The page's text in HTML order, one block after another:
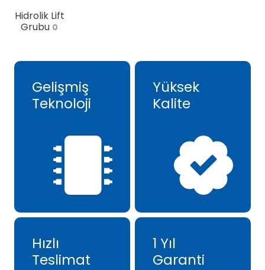
Hidrolik Lift
Grubu 0
Gelişmiş
Teknoloji
Yüksek
Kalite
Hızlı
Teslimat
1 Yıl
Garanti